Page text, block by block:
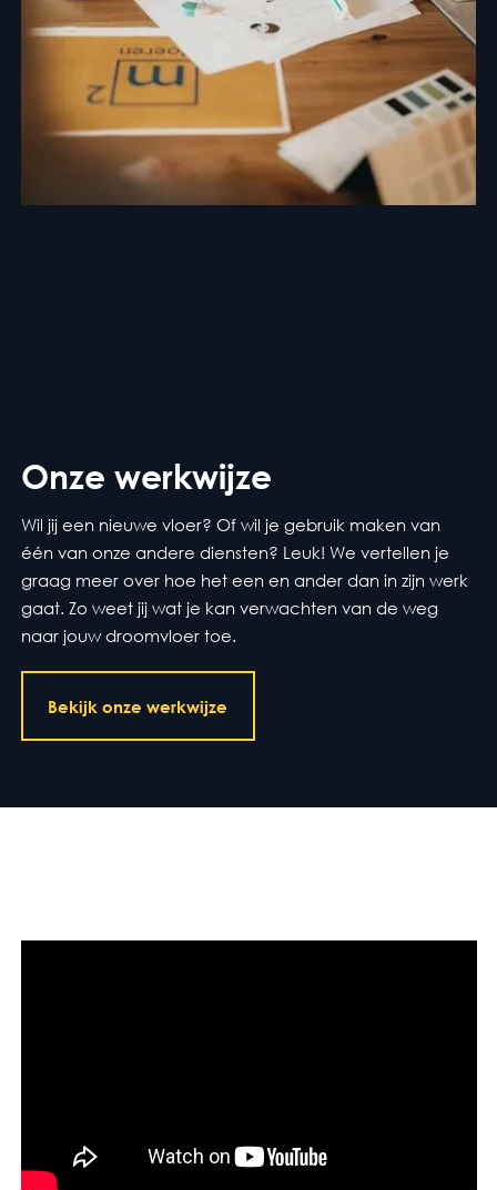
Onze werkwijze
Wil jij een nieuwe vloer? Of wil je gebruik maken van
één van onze andere diensten? Leuk! We vertellen je
graag meer over hoe het een en ander dan in zijn werk
gaat. Zo weet jij wat je kan verwachten van de weg
naar jouw droomvloer toe.
Bekijk onze werkwijze